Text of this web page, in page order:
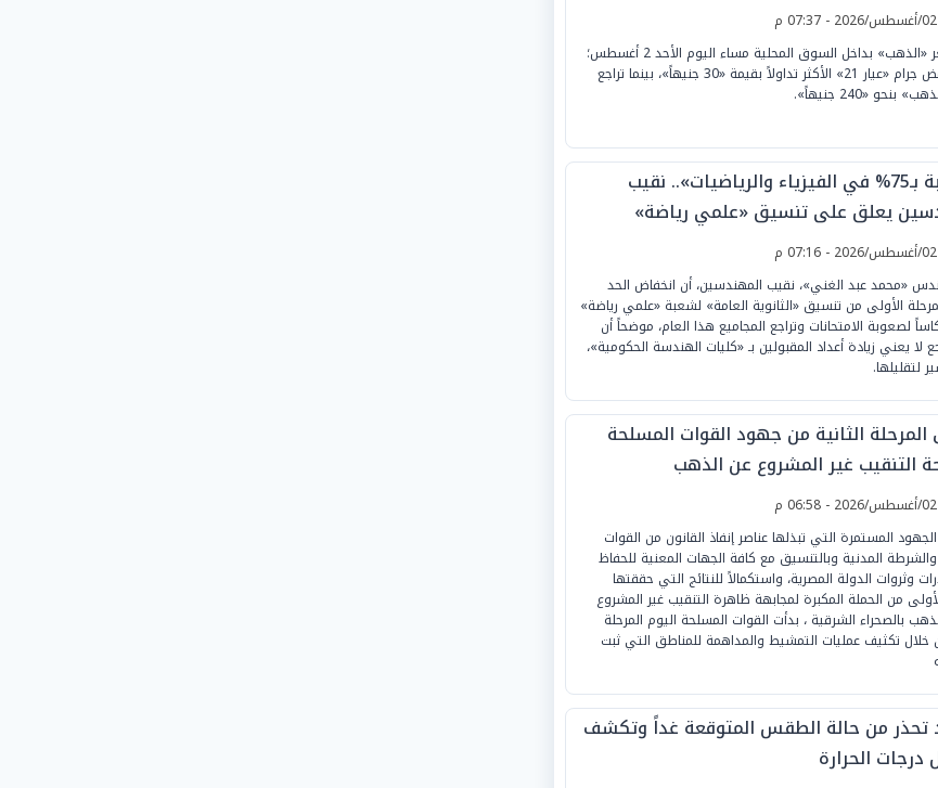
تراجع سعر «الذهب» بداخل السوق المحلية مساء اليوم الأحد 2 أغسطس؛
حيث انخفض جرام «عيار 21» الأكثر تداولاً بقيمة «30 جنيهاً»، بينما تراجع
بنحو «240 جنيهاً».
«مطالبة بـ75% في الفيزياء والرياضيات».. نقيب
يعلق على تنسيق «علمي رياضة»
«محمد عبد الغني»، نقيب المهندسين، أن انخفاض الحد
الأولى من تنسيق «الثانوية العامة» لشعبة «علمي رياضة»
لصعوبة الامتحانات وتراجع المجاميع هذا العام، موضحاً أن
لا يعني زيادة أعداد المقبولين بـ «كليات الهندسة الحكومية»،
لتقليلها.
المرحلة الثانية من جهود القوات المسلحة
التنقيب غير المشروع عن الذهب
المستمرة التي تبذلها عناصر إنفاذ القانون من القوات
المدنية وبالتنسيق مع كافة الجهات المعنية للحفاظ
وثروات الدولة المصرية، واستكمالاً للنتائج التي حققتها
من الحملة المكبرة لمجابهة ظاهرة التنقيب غير المشروع
بالصحراء الشرقية ، بدأت القوات المسلحة اليوم المرحلة
خلال تكثيف عمليات التمشيط والمداهمة للمناطق التي ثبت
تحذر من حالة الطقس المتوقعة غداً وتكشف
درجات الحرارة